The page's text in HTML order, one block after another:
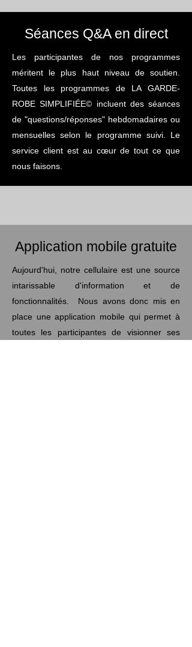
Séances Q&A en direct
Les participantes de nos programmes
méritent le plus haut niveau de soutien.
Toutes les programmes de LA GARDE-
ROBE SIMPLIFIÉE© incluent des séances
de "questions/réponses" hebdomadaires ou
mensuelles selon le programme suivi. Le
service client est au cœur de tout ce que
nous faisons.
Application mobile gratuite
Aujourd'hui, notre cellulaire est une source
intarissable d'information et de
fonctionnalités. Nous avons donc mis en
place une application mobile qui permet à
toutes les participantes de visionner ses